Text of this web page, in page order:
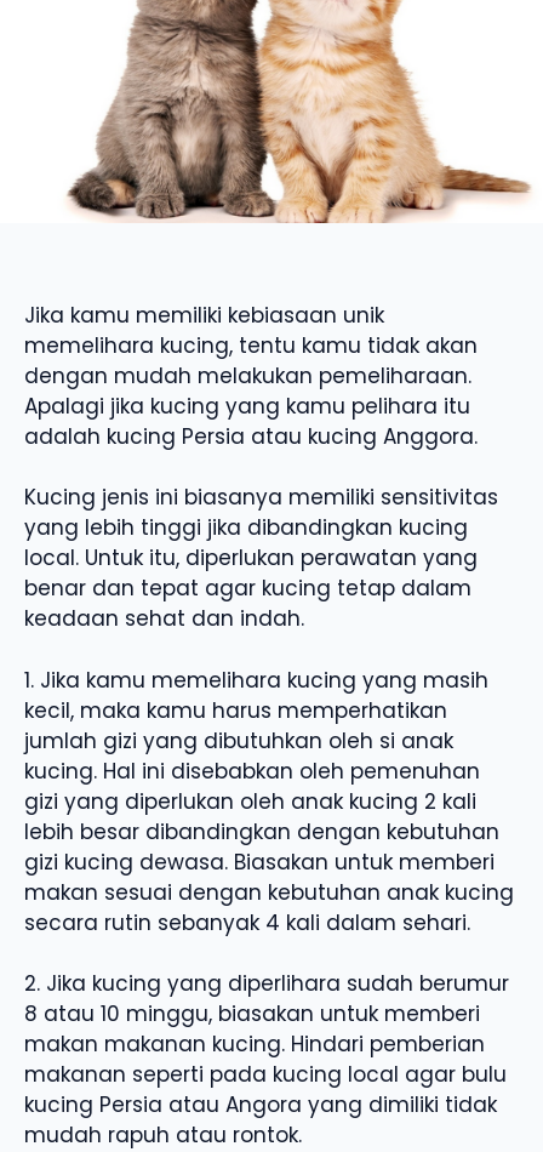
Jika kamu memiliki kebiasaan unik
memelihara kucing, tentu kamu tidak akan
dengan mudah melakukan pemeliharaan.
Apalagi jika kucing yang kamu pelihara itu
adalah kucing Persia atau kucing Anggora.
Kucing jenis ini biasanya memiliki sensitivitas
yang lebih tinggi jika dibandingkan kucing
local. Untuk itu, diperlukan perawatan yang
benar dan tepat agar kucing tetap dalam
keadaan sehat dan indah.
1. Jika kamu memelihara kucing yang masih
kecil, maka kamu harus memperhatikan
jumlah gizi yang dibutuhkan oleh si anak
kucing. Hal ini disebabkan oleh pemenuhan
gizi yang diperlukan oleh anak kucing 2 kali
lebih besar dibandingkan dengan kebutuhan
gizi kucing dewasa. Biasakan untuk memberi
makan sesuai dengan kebutuhan anak kucing
secara rutin sebanyak 4 kali dalam sehari.
2. Jika kucing yang diperlihara sudah berumur
8 atau 10 minggu, biasakan untuk memberi
makan makanan kucing. Hindari pemberian
makanan seperti pada kucing local agar bulu
kucing Persia atau Angora yang dimiliki tidak
mudah rapuh atau rontok.